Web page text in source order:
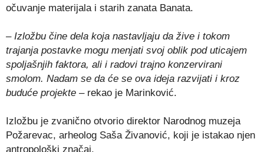
očuvanje materijala i starih zanata Banata.
– Izložbu čine dela koja nastavljaju da žive i tokom
trajanja postavke mogu menjati svoj oblik pod uticajem
spoljašnjih faktora, ali i radovi trajno konzervirani
smolom. Nadam se da će se ova ideja razvijati i kroz
buduće projekte – rekao je Marinković.
Izložbu je zvanično otvorio direktor Narodnog muzeja
Požarevac, arheolog Saša Živanović, koji je istakao njen
antropološki značaj.